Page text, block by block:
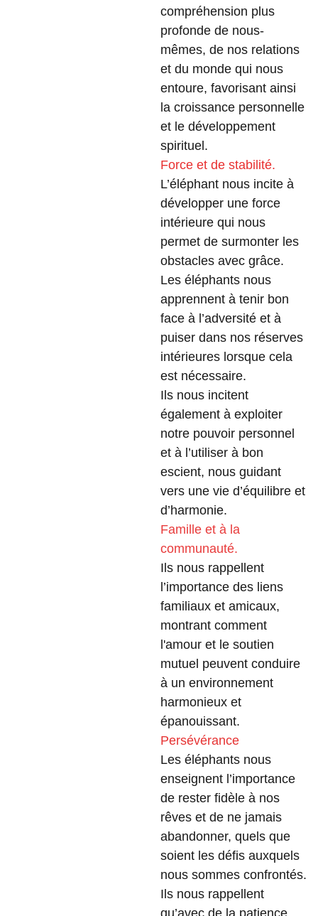
compréhension plus
profonde de nous-
mêmes, de nos relations
et du monde qui nous
entoure, favorisant ainsi
la croissance personnelle
et le développement
spirituel.
Force et de stabilité.
L’éléphant nous incite à
développer une force
intérieure qui nous
permet de surmonter les
obstacles avec grâce.
Les éléphants nous
apprennent à tenir bon
face à l’adversité et à
puiser dans nos réserves
intérieures lorsque cela
est nécessaire.
Ils nous incitent
également à exploiter
notre pouvoir personnel
et à l’utiliser à bon
escient, nous guidant
vers une vie d’équilibre et
d’harmonie.
Famille et à la
communauté.
Ils nous rappellent
l’importance des liens
familiaux et amicaux,
montrant comment
l'amour et le soutien
mutuel peuvent conduire
à un environnement
harmonieux et
épanouissant.
Persévérance
Les éléphants nous
enseignent l’importance
de rester fidèle à nos
rêves et de ne jamais
abandonner, quels que
soient les défis auxquels
nous sommes confrontés.
Ils nous rappellent
qu’avec de la patience,